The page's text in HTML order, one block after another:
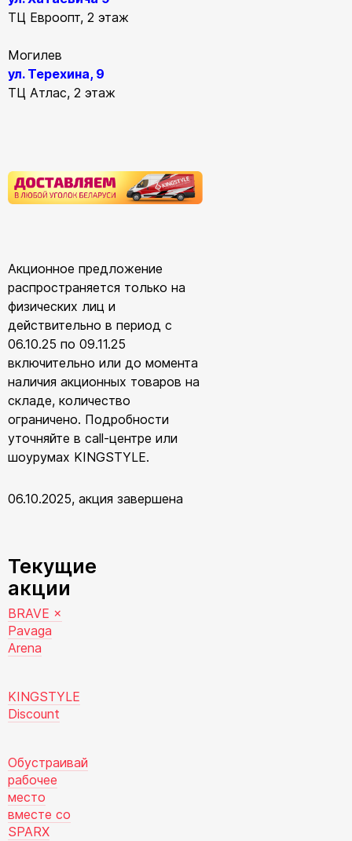
ТЦ Евроопт, 2 этаж
Могилев
ул. Терехина, 9
ТЦ Атлас, 2 этаж
Акционное предложение
распространяется только на
физических лиц и
действительно в период с
06.10.25 по 09.11.25
включительно или до момента
наличия акционных товаров на
складе, количество
ограничено. Подробности
уточняйте в call-центре или
шоурумах KINGSTYLE.
06.10.2025 акция завершена
Текущие
акции
BRAVE ×
Pavaga
Arena
KINGSTYLE
Discount
Обустраивай
рабочее
место
вместе со
SPARX